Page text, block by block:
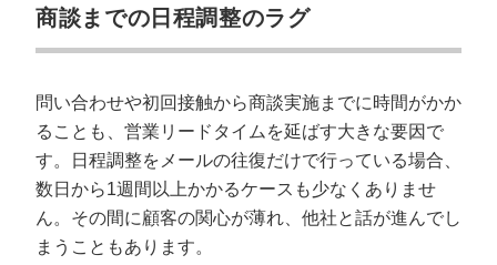
商談までの日程調整のラグ
問い合わせや初回接触から商談実施までに時間がかか
ることも、営業リードタイムを延ばす大きな要因で
す。日程調整をメールの往復だけで行っている場合、
数日から1週間以上かかるケースも少なくありませ
ん。その間に顧客の関心が薄れ、他社と話が進んでし
まうこともあります。